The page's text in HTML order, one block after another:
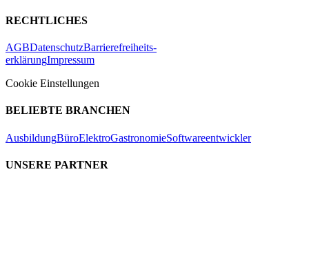
RECHTLICHES
AGBDatenschutzBarrierefreiheits-
erklärungImpressum
Cookie Einstellungen
BELIEBTE BRANCHEN
AusbildungBüroElektroGastronomieSoftwareentwickler
UNSERE PARTNER